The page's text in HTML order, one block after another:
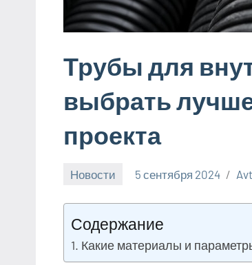
Трубы для
выбрать
проекта
Новости 5 сентября 2024
Содержание
Какие материалы и